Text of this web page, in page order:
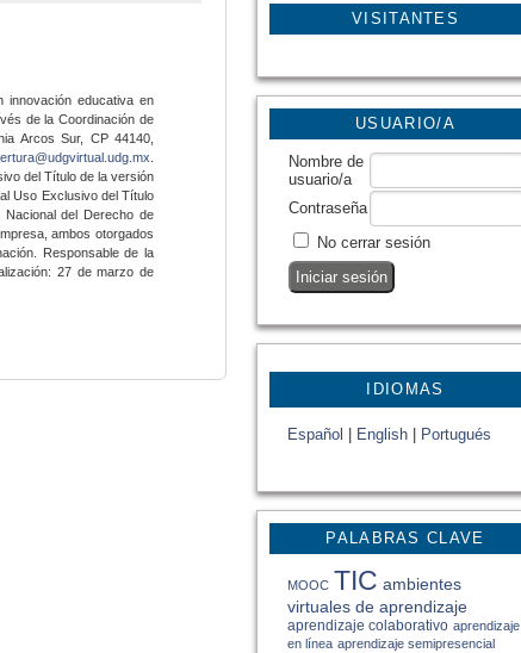
VISITANTES
USUARIO/A
Nombre de
usuario/a
Contraseña
No cerrar sesión
IDIOMAS
Español English Portugués
PALABRAS CLAVE
MOOC TIC ambientes
virtuales de aprendizaje
aprendizaje colaborativo aprendizaje
en línea aprendizaje semipresencial
educativa en
de la Coordinación de
Arcos Sur, CP 44140,
del Título de la versión
Uso Exclusivo del Título
Nacional del Derecho de
ambos otorgados
Responsable de la
27 de marzo de